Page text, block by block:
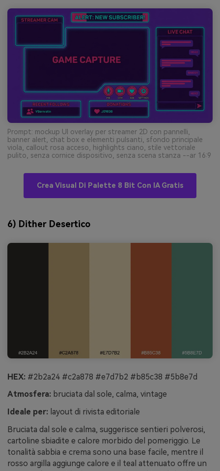
Prompt: mockup UI overlay per streamer 2D con pannelli,
banner alert, chat box e elementi pulsanti, sfondo principale
viola, callout rosa acceso, highlights ciano, stile vettoriale
pulito, senza cornice dispositivo, senza scena stanza --ar 16:9
Crea Visual Di Palette 8 Bit Con IA Gratis
6) Dither Desertico
HEX: #2b2a24 #c2a878 #e7d7b2 #b85c38 #5b8e7d
Atmosfera: bruciata dal sole, calma, vintage
Ideale per: layout di rivista editoriale
Bruciata dal sole e calma, suggerisce sentieri polverosi,
cartoline sbiadite e calore morbido del pomeriggio. Le
tonalità sabbia e crema sono una base facile, mentre il
rosso argilla aggiunge calore e il teal attenuato offre un